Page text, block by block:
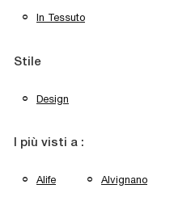
In Tessuto
Stile
Design
I più visti a :
Alife Alvignano